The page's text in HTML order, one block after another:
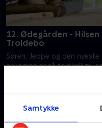
Samtykke
12. Ødegården - Hilsen
Troldebo
Søren, Jeppe og den nyeste
ankomne er så forskellige,
Andre så også